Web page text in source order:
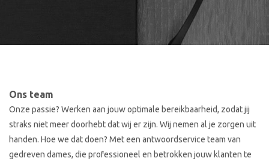
Ons team
Onze passie? Werken aan jouw optimale bereikbaarheid, zodat jij
straks niet meer doorhebt dat wij er zijn. Wij nemen al je zorgen uit
handen. Hoe we dat doen? Met een antwoordservice team van
gedreven dames, die professioneel en betrokken jouw klanten te